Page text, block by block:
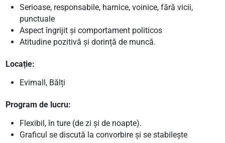
Serioase, responsabile, harnice, voinice, fără vicii,
punctuale
Aspect îngrijit și comportament politicos
Atitudine pozitivă și dorință de muncă.
Locație:
Evimall, Bălți
Program de lucru:
Flexibil, în ture (de zi și de noapte).
Graficul se discută la convorbire și se stabilește